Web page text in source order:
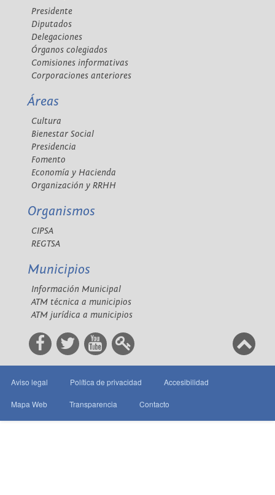
Presidente
Diputados
Delegaciones
Órganos colegiados
Comisiones informativas
Corporaciones anteriores
Áreas
Cultura
Bienestar Social
Presidencia
Fomento
Economía y Hacienda
Organización y RRHH
Organismos
CIPSA
REGTSA
Municipios
Información Municipal
ATM técnica a municipios
ATM jurídica a municipios
Aviso legal Política de privacidad Accesibilidad
Mapa Web Transparencia Contacto